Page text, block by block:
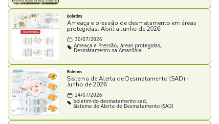
Boletins
Ameaça e pressão de desmatamento em áreas
protegidas: Abril a Junho de 2026
30/07/2026
Ameaça e Pressão, áreas protegidas,
Desmatamento na Amazônia
Boletins
Sistema de Alerta de Desmatamento (SAD) -
Junho de 2026
24/07/2026
boletim-do-desmatamento-sad,
Sistema de Alerta de Desmatamento (SAD)